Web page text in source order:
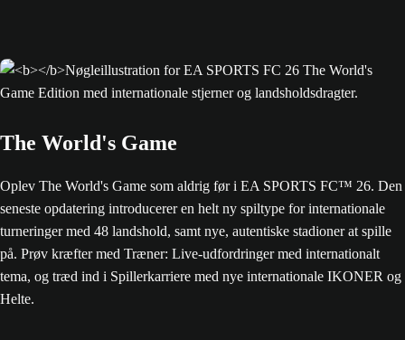
The World's Game
Oplev The World's Game som aldrig før i EA SPORTS FC™ 26. Den
seneste opdatering introducerer en helt ny spiltype for internationale
turneringer med 48 landshold, samt nye, autentiske stadioner at spille
på. Prøv kræfter med Træner: Live-udfordringer med internationalt
tema, og træd ind i Spillerkarriere med nye internationale IKONER og
Helte.